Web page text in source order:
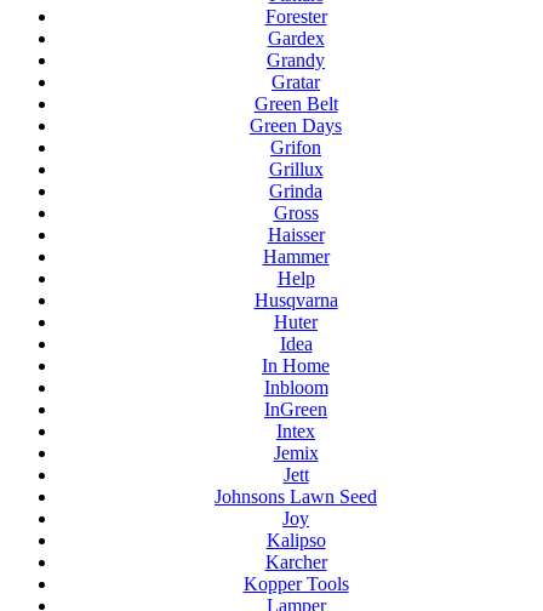
Forester
Gardex
Grandy
Gratar
Green Belt
Green Days
Grifon
Grillux
Grinda
Gross
Haisser
Hammer
Help
Husqvarna
Huter
Idea
In Home
Inbloom
InGreen
Intex
Jemix
Jett
Johnsons Lawn Seed
Joy
Kalipso
Karcher
Kopper Tools
Lamper